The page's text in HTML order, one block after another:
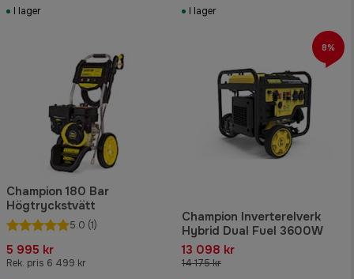
I lager
I lager
Champion 180 Bar
Högtryckstvätt
5.0 (1)
5 995 kr
Rek. pris 6 499 kr
Champion Inverterelverk
Hybrid Dual Fuel 3600W
13 098 kr
14 175 kr
8%